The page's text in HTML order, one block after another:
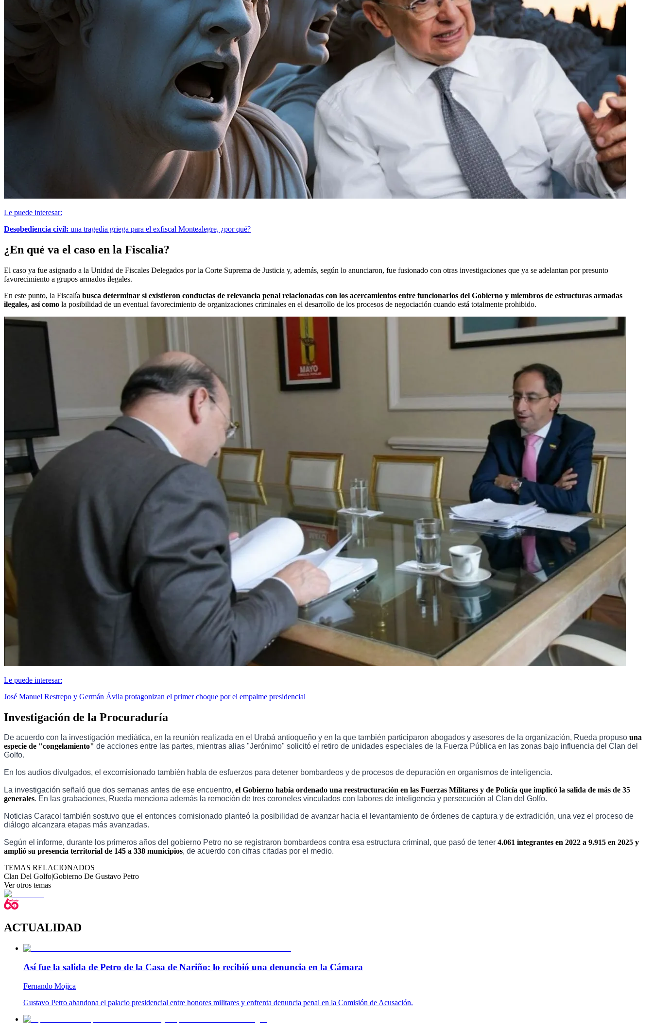
Le puede interesar:
Desobediencia civil: una tragedia griega para el exfiscal Montealegre, ¿por qué?
¿En qué va el caso en la Fiscalía?
El caso ya fue asignado a la Unidad de Fiscales Delegados por la Corte Suprema de Justicia y, además, según lo anunciaron, fue fusionado con otras investigaciones que ya se adelantan por presunto
favorecimiento a grupos armados ilegales.
En este punto, la Fiscalía busca determinar si existieron conductas de relevancia penal relacionadas con los acercamientos entre funcionarios del Gobierno y miembros de estructuras armadas
ilegales, así como la posibilidad de un eventual favorecimiento de organizaciones criminales en el desarrollo de los procesos de negociación cuando está totalmente prohibido.
Le puede interesar:
José Manuel Restrepo y Germán Ávila protagonizan el primer choque por el empalme presidencial
Investigación de la Procuraduría
De acuerdo con la investigación mediática, en la reunión realizada en el Urabá antioqueño y en la que también participaron abogados y asesores de la organización, Rueda propuso una
especie de "congelamiento" de acciones entre las partes, mientras alias "Jerónimo" solicitó el retiro de unidades especiales de la Fuerza Pública en las zonas bajo influencia del Clan del
Golfo.
En los audios divulgados, el excomisionado también habla de esfuerzos para detener bombardeos y de procesos de depuración en organismos de inteligencia.
La investigación señaló que dos semanas antes de ese encuentro, el Gobierno había ordenado una reestructuración en las Fuerzas Militares y de Policía que implicó la salida de más de 35
generales. En las grabaciones, Rueda menciona además la remoción de tres coroneles vinculados con labores de inteligencia y persecución al Clan del Golfo.
Noticias Caracol también sostuvo que el entonces comisionado planteó la posibilidad de avanzar hacia el levantamiento de órdenes de captura y de extradición, una vez el proceso de
diálogo alcanzara etapas más avanzadas.
Según el informe, durante los primeros años del gobierno Petro no se registraron bombardeos contra esa estructura criminal, que pasó de tener 4.061 integrantes en 2022 a 9.915 en 2025 y
amplió su presencia territorial de 145 a 338 municipios, de acuerdo con cifras citadas por el medio.
TEMAS RELACIONADOS
Clan Del Golfo|Gobierno De Gustavo Petro
Ver otros temas
ACTUALIDAD
Así fue la salida de Petro de la Casa de Nariño: lo recibió una denuncia en la Cámara
Fernando Mojica
Gustavo Petro abandona el palacio presidencial entre honores militares y enfrenta denuncia penal en la Comisión de Acusación.